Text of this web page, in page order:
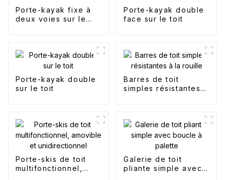
Porte-kayak fixe à
deux voies sur le
Porte-kayak double
face sur le toit
Porte-kayak double
sur le toit
Barres de toit
simples résistantes à
Porte-skis de toit
multifonctionnel,
Galerie de toit
pliante simple avec